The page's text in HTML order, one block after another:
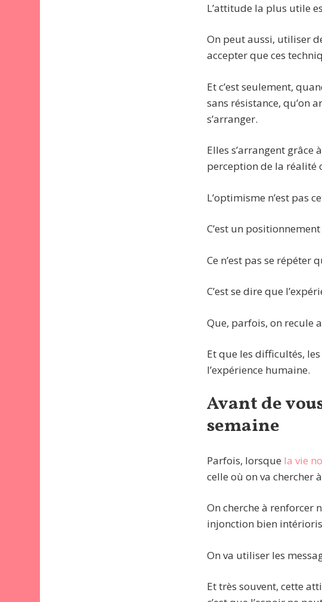
L’attitude la plus utile
On peut aussi, utiliser
accepter que ces
Et c’est seulement,
sans résistance, qu’on
s’arranger.
Elles s’arrangent
perception de la réalité
L’optimisme n’est pas
C’est un
Ce n’est pas se répéter
C’est se dire que
Que, parfois, on recule
Et que les difficultés,
l’expérience humaine.
Avant de
semaine
Parfois, lorsque la vie
celle où on va chercher
On cherche à renforcer
injonction bien
On va utiliser les
Et très souvent, cette